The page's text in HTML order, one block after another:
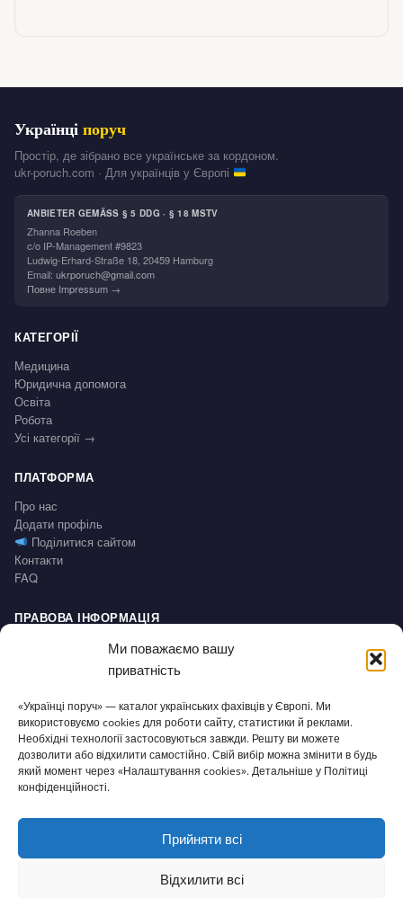
Ми поважаємо вашу
приватність
«Українці поруч» — каталог українських фахівців у Європі. Ми
використовуємо cookies для роботи сайту, статистики й реклами.
Необхідні технології застосовуються завжди. Решту ви можете
дозволити або відхилити самостійно. Свій вибір можна змінити в будь
який момент через «Налаштування cookies». Детальніше у Політиці
конфіденційності.
Прийняти всі
Відхилити всі
Українціпоруч
Простір, де зібрано все українське за кордоном.
ukr-poruch.com · Для українців у Європі
ANBIETER GEMÄSS § 5 DDG · § 18 MSTV
Zhanna Roeben
c/o IP-Management #9823
Ludwig-Erhard-Straße 18, 20459 Hamburg
Email: ukrporuch@gmail.com
Повне Impressum →
КАТЕГОРІЇ
Медицина
Юридична допомога
Освіта
Робота
Усі категорії →
ПЛАТФОРМА
Про нас
Додати профіль
Поділитися сайтом
Контакти
FAQ
ПРАВОВА ІНФОРМАЦІЯ
Політика конфіденційності / Datenschutz
Умови користування / AGB
Право на відмову / Widerrufsbelehrung
СЕРВІС
Доступність
Налаштування cookies
© 2026 Українці поруч · Зроблено з
для нашої спільноти